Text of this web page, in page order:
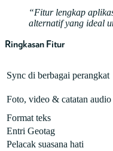
Fitur lengkap
alternatif yang ideal
Ringkasan Fitur
Sync di berbagai perangkat
Foto, video & catatan audio
Format teks
Entri Geotag
Pelacak suasana hati